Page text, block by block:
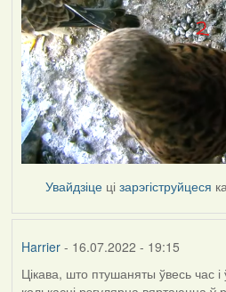
Увайдзіце цізарэгіструйцеся
Harrier- 16.07.2022 - 19:15
Цікава, што птушаняты ўвесь час і